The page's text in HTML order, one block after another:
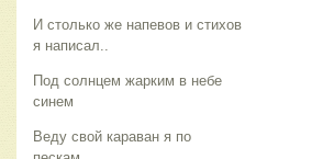
И столько же напевов и стихов
я написал..
Под солнцем жарким в небе
синем
Веду свой караван я по